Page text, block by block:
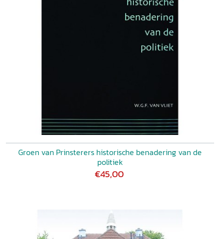
Groen van Prinsterers historische benadering van de
politiek
€45,00